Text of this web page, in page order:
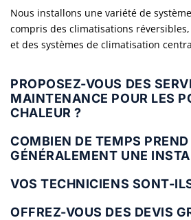
Nous installons une variété de
compris des climatisations
et des systèmes de climatisation
PROPOSEZ-VOUS DES
MAINTENANCE POUR LES
CHALEUR ?
COMBIEN DE TEMPS PREND
GÉNÉRALEMENT UNE
VOS TECHNICIENS SONT-
OFFREZ-VOUS DES DEVIS